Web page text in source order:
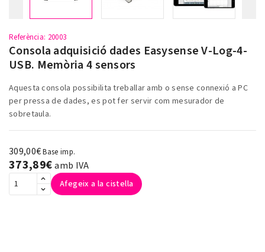
Referència: 20003
Consola adquisició dades Easysense V-Log-4-
USB. Memòria 4 sensors
Aquesta consola possibilita treballar amb o sense connexió a PC
per pressa de dades, es pot fer servir com mesurador de
sobretaula.
309,00€Base imp.
373,89€amb IVA
Afegeix a la cistella